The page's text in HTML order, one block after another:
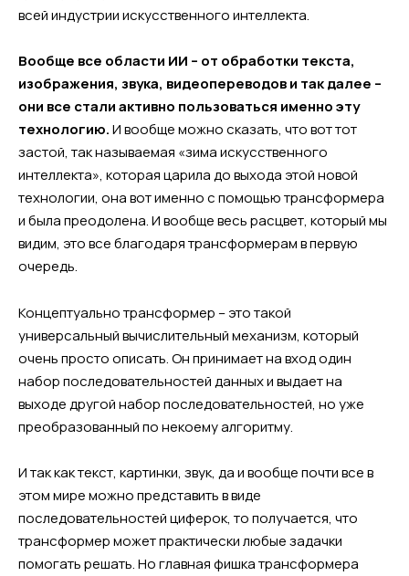
всей индустрии искусственного интеллекта.
Вообще все области ИИ – от обработки текста,
изображения, звука, видеопереводов и так далее –
они все стали активно пользоваться именно эту
технологию.И вообще можно сказать, что вот тот
застой, так называемая «зима искусственного
интеллекта», которая царила до выхода этой новой
технологии, она вот именно с помощью трансформера
и была преодолена. И вообще весь расцвет, который мы
видим, это все благодаря трансформерам в первую
очередь.
Концептуально трансформер – это такой
универсальный вычислительный механизм, который
очень просто описать. Он принимает на вход один
набор последовательностей данных и выдает на
выходе другой набор последовательностей, но уже
преобразованный по некоему алгоритму.
И так как текст, картинки, звук, да и вообще почти все в
этом мире можно представить в виде
последовательностей циферок, то получается, что
трансформер может практически любые задачки
помогать решать. Но главная фишка трансформера